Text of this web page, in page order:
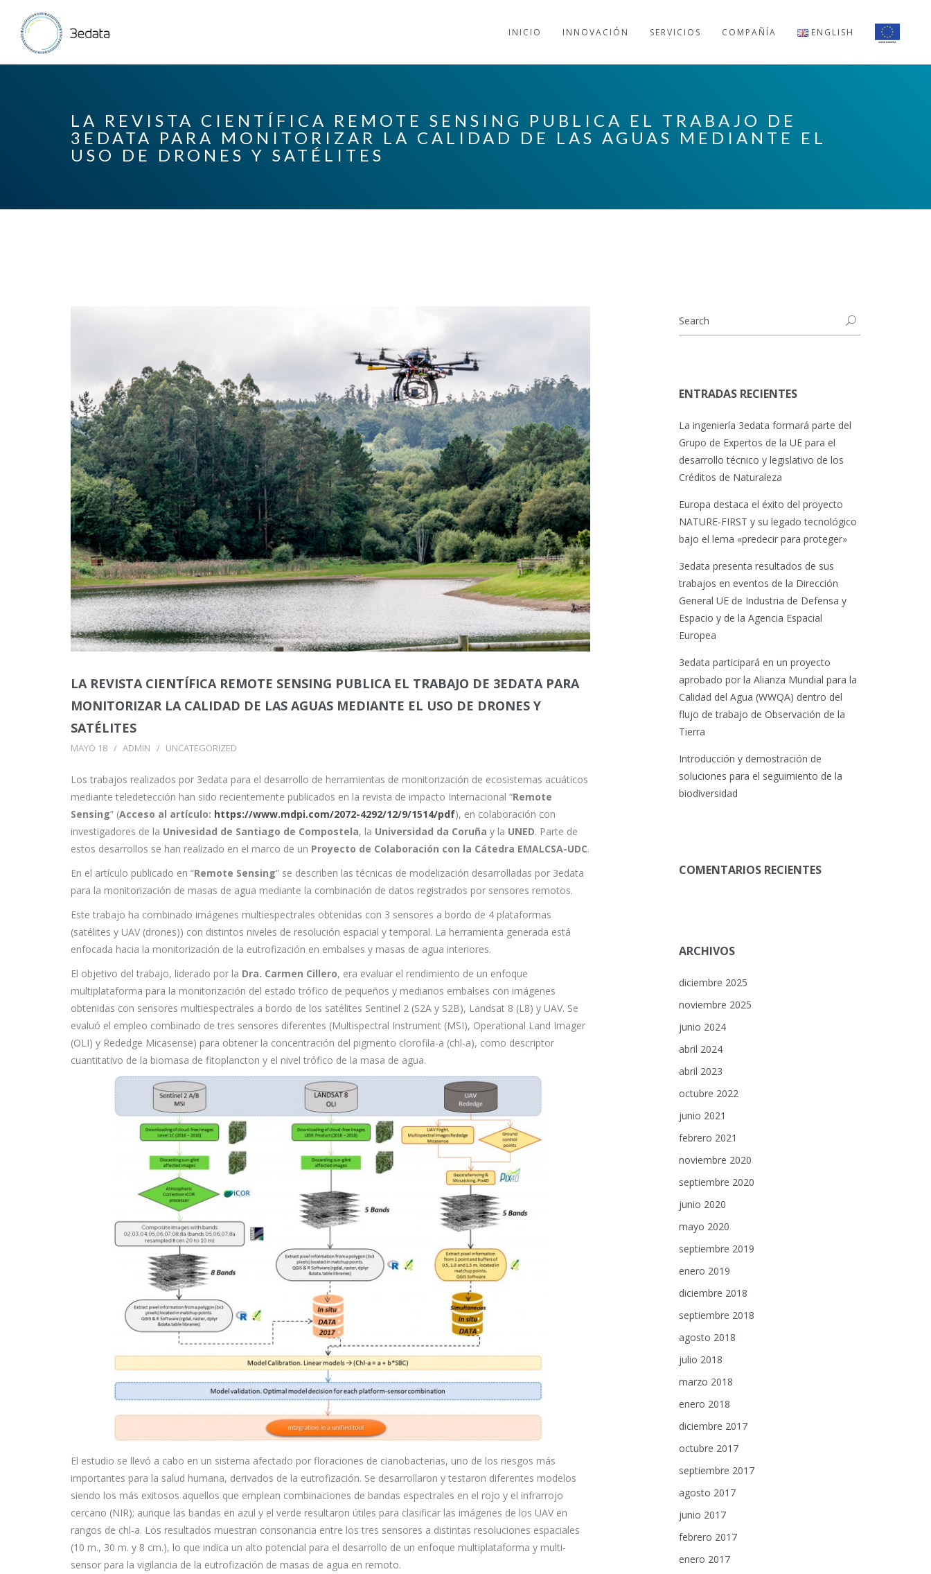
INICIO INNOVACIÓN SERVICIOS COMPAÑÍA ENGLISH
LA REVISTA CIENTÍFICA REMOTE SENSING PUBLICA EL TRABAJO DE
3EDATA PARA MONITORIZAR LA CALIDAD DE LAS AGUAS MEDIANTE EL
USO DE DRONES Y SATÉLITES
LA REVISTA CIENTÍFICA REMOTE SENSING PUBLICA EL TRABAJO DE 3EDATA PARA
MONITORIZAR LA CALIDAD DE LAS AGUAS MEDIANTE EL USO DE DRONES Y
SATÉLITES
MAYO 18 ADMIN UNCATEGORIZED
Los trabajos realizados por 3edata para el desarrollo de herramientas de monitorización de ecosistemas acuáticos
mediante teledetección han sido recientemente publicados en la revista de impacto Internacional “Remote
Sensing” (Acceso al artículo: https://www.mdpi.com/2072-4292/12/9/1514/pdf), en colaboración con
investigadores de la Univesidad de Santiago de Compostela, la Universidad da Coruña y la UNED. Parte de
estos desarrollos se han realizado en el marco de un Proyecto de Colaboración con la Cátedra EMALCSA-UDC.
En el artículo publicado en “Remote Sensing” se describen las técnicas de modelización desarrolladas por 3edata
para la monitorización de masas de agua mediante la combinación de datos registrados por sensores remotos.
Este trabajo ha combinado imágenes multiespectrales obtenidas con 3 sensores a bordo de 4 plataformas
(satélites y UAV (drones)) con distintos niveles de resolución espacial y temporal. La herramienta generada está
enfocada hacia la monitorización de la eutrofización en embalses y masas de agua interiores.
El objetivo del trabajo, liderado por la Dra. Carmen Cillero, era evaluar el rendimiento de un enfoque
multiplataforma para la monitorización del estado trófico de pequeños y medianos embalses con imágenes
obtenidas con sensores multiespectrales a bordo de los satélites Sentinel 2 (S2A y S2B), Landsat 8 (L8) y UAV. Se
evaluó el empleo combinado de tres sensores diferentes (Multispectral Instrument (MSI), Operational Land Imager
(OLI) y Rededge Micasense) para obtener la concentración del pigmento clorofila-a (chl-a), como descriptor
cuantitativo de la biomasa de fitoplancton y el nivel trófico de la masa de agua.
El estudio se llevó a cabo en un sistema afectado por floraciones de cianobacterias, uno de los riesgos más
importantes para la salud humana, derivados de la eutrofización. Se desarrollaron y testaron diferentes modelos
siendo los más exitosos aquellos que emplean combinaciones de bandas espectrales en el rojo y el infrarrojo
cercano (NIR); aunque las bandas en azul y el verde resultaron útiles para clasificar las imágenes de los UAV en
rangos de chl-a. Los resultados muestran consonancia entre los tres sensores a distintas resoluciones espaciales
(10 m., 30 m. y 8 cm.), lo que indica un alto potencial para el desarrollo de un enfoque multiplataforma y multi-
sensor para la vigilancia de la eutrofización de masas de agua en remoto.
ENTRADAS RECIENTES
La ingeniería 3edata formará parte del
Grupo de Expertos de la UE para el
desarrollo técnico y legislativo de los
Créditos de Naturaleza
Europa destaca el éxito del proyecto
NATURE-FIRST y su legado tecnológico
bajo el lema «predecir para proteger»
3edata presenta resultados de sus
trabajos en eventos de la Dirección
General UE de Industria de Defensa y
Espacio y de la Agencia Espacial
Europea
3edata participará en un proyecto
aprobado por la Alianza Mundial para la
Calidad del Agua (WWQA) dentro del
flujo de trabajo de Observación de la
Tierra
Introducción y demostración de
soluciones para el seguimiento de la
biodiversidad
COMENTARIOS RECIENTES
ARCHIVOS
diciembre 2025
noviembre 2025
junio 2024
abril 2024
abril 2023
octubre 2022
junio 2021
febrero 2021
noviembre 2020
septiembre 2020
junio 2020
mayo 2020
septiembre 2019
enero 2019
diciembre 2018
septiembre 2018
agosto 2018
julio 2018
marzo 2018
enero 2018
diciembre 2017
octubre 2017
septiembre 2017
agosto 2017
junio 2017
febrero 2017
enero 2017